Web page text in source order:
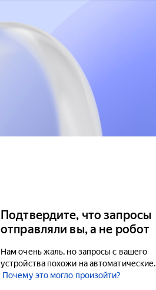
Подтвердите, что запросы
отправляли вы, а не робот
Нам очень жаль, но запросы с вашего
устройства похожи на автоматические.
Почему это могло произойти?